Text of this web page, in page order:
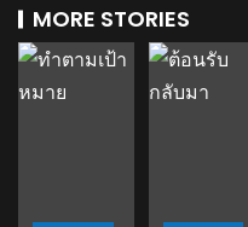
MORE STORIES